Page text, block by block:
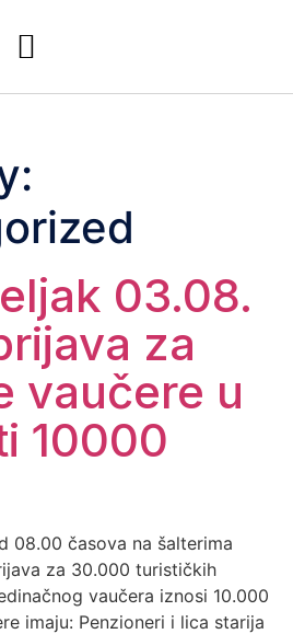
03.08.
za
vaučere u
10000
08.00 časova na šalterima
za 30.000 turističkih
vaučera iznosi 10.000
imaju: Penzioneri i lica starija